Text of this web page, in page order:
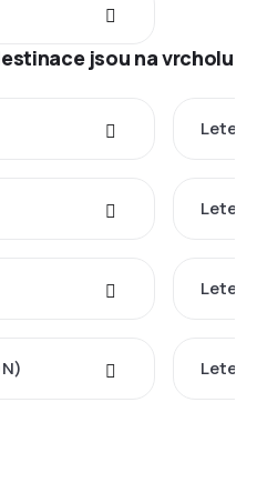
jsou na vrcholu